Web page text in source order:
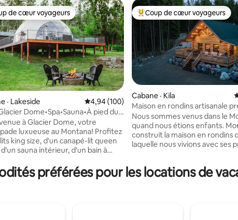
sur 5, 174 commentaires
de cœur voyageurs
de cœur voyageurs
· Lakeside Note moyenne de 4,94 sur 5, 100
4,94 (100)
Dome•Spa•Sauna•À pied du
à Glacier Dome, votre
luxueuse au Montana! Profitez
king size, d'un canapé-lit queen
sauna intérieur, d'un bain à
d'une télévision, d'une salle de
d'une cuisinette, d'une
Coup de cœur voyageurs
Coup de cœur voyageurs
Cabane · Kila
Maison en rondins artisanale
Glacier Park
Nous sommes venus dans le
quand nous étions enfants.
construit la maison en rondins
laquelle nous vivions avec ses
texture du bois et du style de
préférées pour les locations de